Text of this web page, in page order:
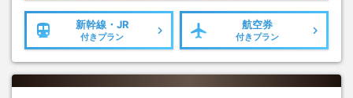
新幹線・JR
付きプラン
航空券
付きプラン